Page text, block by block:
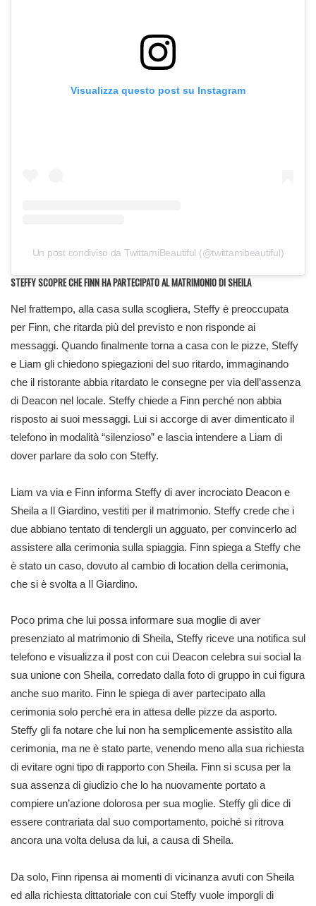
Visualizza questo post su Instagram
Un post condiviso da TwittamiBeautiful (@twittamibeautiful)
STEFFY SCOPRE CHE FINN HA PARTECIPATO AL MATRIMONIO DI SHEILA
Nel frattempo, alla casa sulla scogliera, Steffy è preoccupata
per Finn, che ritarda più del previsto e non risponde ai
messaggi. Quando finalmente torna a casa con le pizze, Steffy
e Liam gli chiedono spiegazioni del suo ritardo, immaginando
che il ristorante abbia ritardato le consegne per via dell’assenza
di Deacon nel locale. Steffy chiede a Finn perché non abbia
risposto ai suoi messaggi. Lui si accorge di aver dimenticato il
telefono in modalità “silenzioso” e lascia intendere a Liam di
dover parlare da solo con Steffy.
Liam va via e Finn informa Steffy di aver incrociato Deacon e
Sheila a Il Giardino, vestiti per il matrimonio. Steffy crede che i
due abbiano tentato di tendergli un agguato, per convincerlo ad
assistere alla cerimonia sulla spiaggia. Finn spiega a Steffy che
è stato un caso, dovuto al cambio di location della cerimonia,
che si è svolta a Il Giardino.
Poco prima che lui possa informare sua moglie di aver
presenziato al matrimonio di Sheila, Steffy riceve una notifica sul
telefono e visualizza il post con cui Deacon celebra sui social la
sua unione con Sheila, corredato dalla foto di gruppo in cui figura
anche suo marito. Finn le spiega di aver partecipato alla
cerimonia solo perché era in attesa delle pizze da asporto.
Steffy gli fa notare che lui non ha semplicemente assistito alla
cerimonia, ma ne è stato parte, venendo meno alla sua richiesta
di evitare ogni tipo di rapporto con Sheila. Finn si scusa per la
sua assenza di giudizio che lo ha nuovamente portato a
compiere un’azione dolorosa per sua moglie. Steffy gli dice di
essere contrariata dal suo comportamento, poiché si ritrova
ancora una volta delusa da lui, a causa di Sheila.
Da solo, Finn ripensa ai momenti di vicinanza avuti con Sheila
ed alla richiesta dittatoriale con cui Steffy vuole imporgli di